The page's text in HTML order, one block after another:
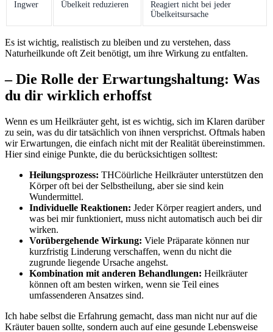
Ingwer Übelkeit reduzieren
Reagiert nicht bei ⁢jeder
Übelkeitsursache
Es ist wichtig, realistisch zu bleiben und ⁣zu verstehen, dass
Naturheilkunde ⁤oft Zeit⁢ benötigt, um ihre Wirkung zu entfalten.
– Die ⁣Rolle der ⁤Erwartungshaltung: Was
⁤du dir ⁣wirklich ⁣erhoffst
Wenn es um Heilkräuter geht, ist es wichtig, sich im ⁣Klaren ⁣darüber
zu sein, ⁤was du⁢ dir tatsächlich⁤ von ihnen versprichst. Oftmals haben
wir ⁤Erwartungen,‍ die einfach ⁢nicht mit ‍der Realität übereinstimmen.
Hier sind einige Punkte, die ⁤du berücksichtigen solltest:
Heilungsprozess: THCöürliche Heilkräuter⁣ unterstützen den
Körper oft ‌bei​ der‌ Selbstheilung, aber ‌sie sind kein
Wundermittel.
Individuelle Reaktionen: Jeder‌ Körper reagiert⁤ anders, und
was bei⁣ mir funktioniert, muss nicht automatisch auch bei dir
wirken.
Vorübergehende Wirkung: Viele ‍Präparate ‌können nur‍
kurzfristig Linderung verschaffen, wenn du nicht die
⁤zugrunde liegende Ursache angehst.
Kombination mit anderen Behandlungen: ⁢Heilkräuter⁣
können oft ‍am besten wirken, wenn⁣ sie⁢ Teil eines
umfassenderen Ansatzes sind.
Ich‌ habe selbst die Erfahrung gemacht, dass ⁢man nicht ⁤nur​ auf die
Kräuter bauen sollte, sondern auch auf eine gesunde Lebensweise